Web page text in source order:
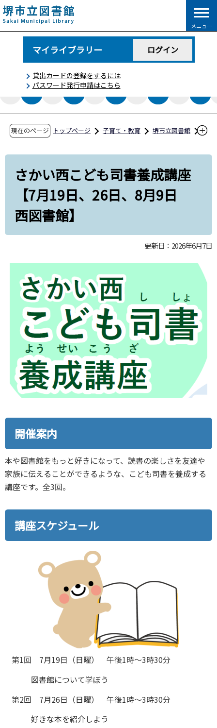
こ
の
ペ
で
メニュー
マイライブラリー ログイン
貸出カードの登録をするには
パスワード発行申請はこちら
現在のページ トップページ 子育て・教育
堺市立図書館
日、8月9日 西図書館】
さかい西こども司書養成講座
【7月19日、26日、8月9日
西図書館】
更新日：2026年6月7日
開催案内
本や図書館をもっと好きになって、読書の楽しさを友達や
家族に伝えることができるような、こども司書を養成する
講座です。全3回。
講座スケジュール
第1回 7月19日（日曜） 午後1時～3時30分
図書館について学ぼう
第2回 7月26日（日曜） 午後1時～3時30分
好きな本を紹介しよう